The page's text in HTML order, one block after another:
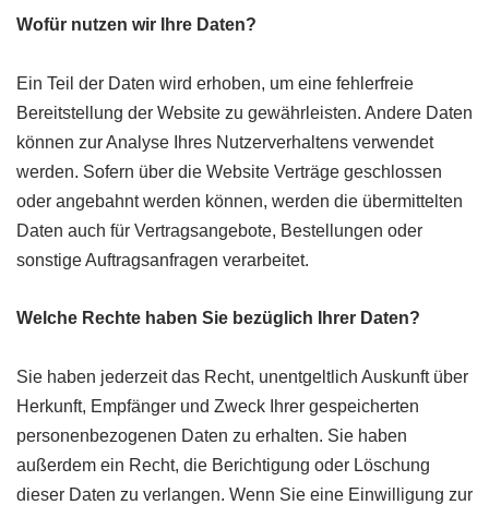
Wofür nutzen wir Ihre Daten?
Ein Teil der Daten wird erhoben, um eine fehlerfreie
Bereitstellung der Website zu gewährleisten. Andere Daten
können zur Analyse Ihres Nutzerverhaltens verwendet
werden. Sofern über die Website Verträge geschlossen
oder angebahnt werden können, werden die übermittelten
Daten auch für Vertragsangebote, Bestellungen oder
sonstige Auftragsanfragen verarbeitet.
Welche Rechte haben Sie bezüglich Ihrer Daten?
Sie haben jederzeit das Recht, unentgeltlich Auskunft über
Herkunft, Empfänger und Zweck Ihrer gespeicherten
personenbezogenen Daten zu erhalten. Sie haben
außerdem ein Recht, die Berichtigung oder Löschung
dieser Daten zu verlangen. Wenn Sie eine Einwilligung zur